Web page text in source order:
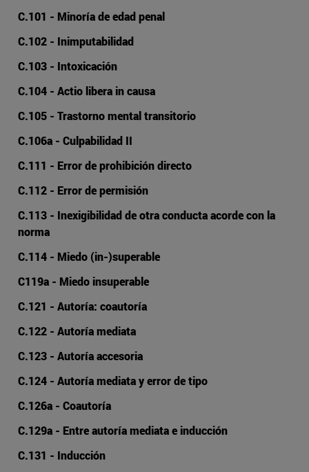
C.101 - Minoría de edad penal
C.102 - Inimputabilidad
C.103 - Intoxicación
C.104 - Actio libera in causa
C.105 - Trastorno mental transitorio
C.106a - Culpabilidad II
C.111 - Error de prohibición directo
C.112 - Error de permisión
C.113 - Inexigibilidad de otra conducta acorde con la
norma
C.114 - Miedo (in-)superable
C119a - Miedo insuperable
C.121 - Autoría: coautoría
C.122 - Autoría mediata
C.123 - Autoría accesoria
C.124 - Autoría mediata y error de tipo
C.126a - Coautoría
C.129a - Entre autoría mediata e inducción
C.131 - Inducción